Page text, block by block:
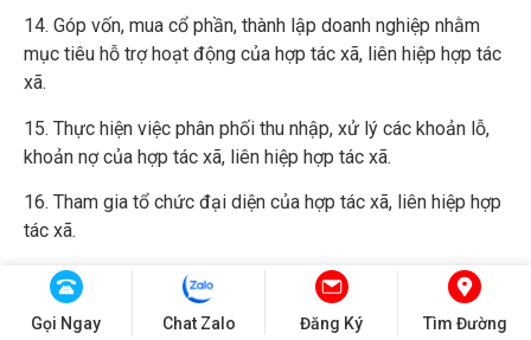
14. Góp vốn, mua cổ phần, thành lập doanh nghiệp nhằm
mục tiêu hỗ trợ hoạt động của hợp tác xã, liên hiệp hợp tác
xã.
15. Thực hiện việc phân phối thu nhập, xử lý các khoản lỗ,
khoản nợ của hợp tác xã, liên hiệp hợp tác xã.
16. Tham gia tổ chức đại diện của hợp tác xã, liên hiệp hợp
tác xã.
17. Khiếu nại, tố cáo hành vi vi phạm quyền và lợi ích hợp
pháp của hợp tác xã, liên hiệp hợp tác xã theo quy định của
pháp luật; giải quyết tranh chấp nội bộ và xử lý thành viên
Gọi Ngay Chat Zalo Đăng Ký Tìm Đường